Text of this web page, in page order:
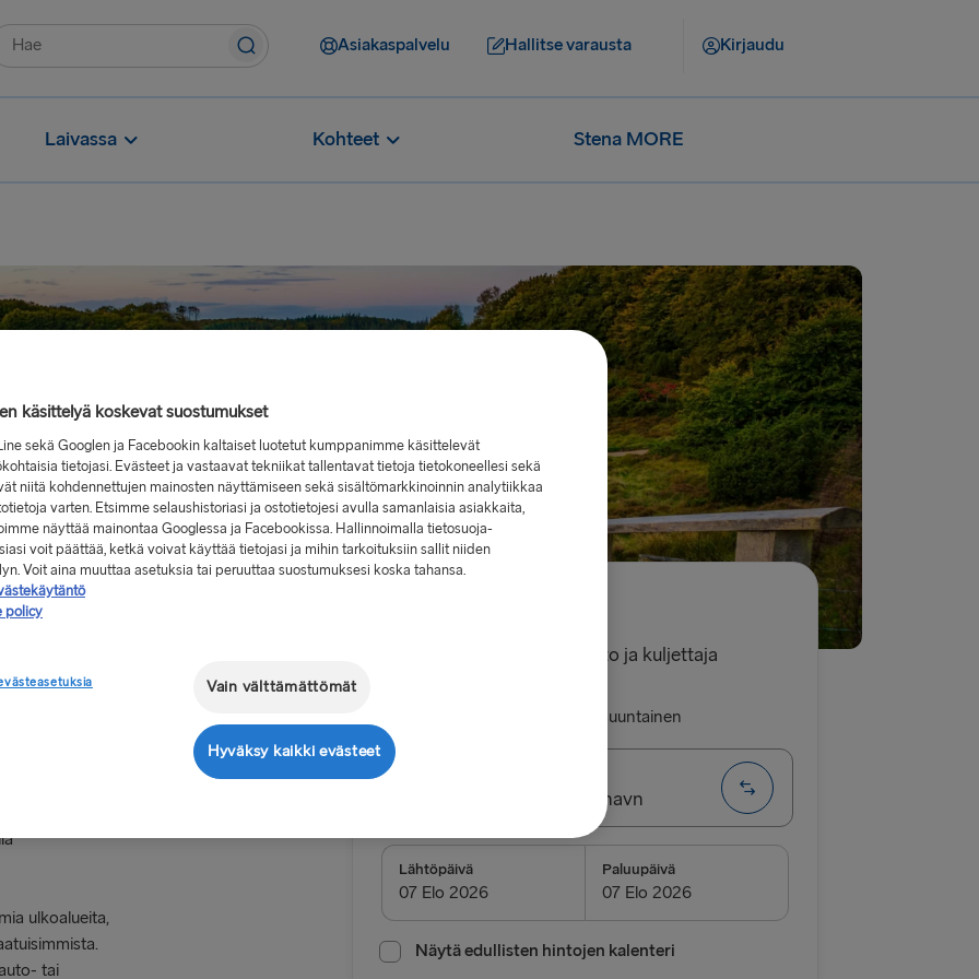
Asiakaspalvelu Hallitse varausta Kirjaudu
Laivassa Kohteet Stena MORE
Bakker
ulkoalueita,
tai
, yksi suunta, yksi henkilöauto ja kuljettaja
Yhdensuuntainen
Gothenburg → Frederikshavn
Frederikshavn → Gothenburg
Lähtöpäivä Paluupäivä
Näytä edullisten hintojen kalenteri
käsittelyä koskevat suostumukset
sekä Googlen ja Facebookin kaltaiset luotetut kumppanimme käsittelevät
tietojasi. Evästeet ja vastaavat tekniikat tallentavat tietoja tietokoneellesi sekä
niitä kohdennettujen mainosten näyttämiseen sekä sisältömarkkinoinnin analytiikkaa
varten. Etsimme selaushistoriasi ja ostotietojesi avulla samanlaisia asiakkaita,
näyttää mainontaa Googlessa ja Facebookissa. Hallinnoimalla tietosuoja-
voit päättää, ketkä voivat käyttää tietojasi ja mihin tarkoituksiin sallit niiden
Voit aina muuttaa asetuksia tai peruuttaa suostumuksesi koska tahansa.
policy
Vain välttämättömät
Hyväksy kaikki evästeet